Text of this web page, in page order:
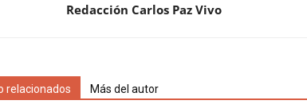
Redacción Carlos Paz Vivo
relacionados Más del autor